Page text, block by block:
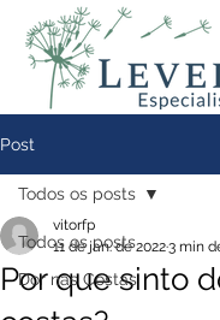
Post
Todos os posts
Dor nas Costas
Todos os posts
Por que sinto
vitorfp
11 de jan. de 20223 min